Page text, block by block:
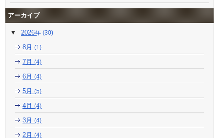
アーカイブ
2026 (30)
8月 (1)
7月 (4)
6月 (4)
5月 (5)
4月 (4)
3月 (4)
2月 (4)